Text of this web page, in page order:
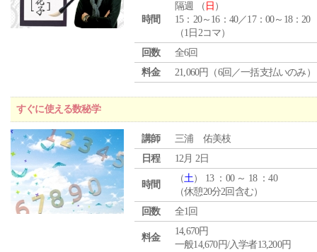
時間
隔週 （ 日 ）
15：20～16：40／17：00～18：20
（1日2コマ）
回数
全6回
料金
21,060円（6回／一括支払いのみ）
すぐに使える数秘学
講師
三浦 佑美枝
日程
12月 2日
時間
（土） 13 ：00 ～ 18 ：40
（休憩20分2回含む）
回数
全1回
料金
14,670円
一般14,670円/入学者13,200円